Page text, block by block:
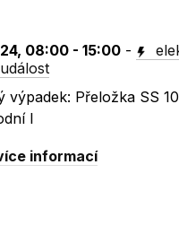
08:00 - 15:00 -
výpadek: Přeložka SS
I
informací